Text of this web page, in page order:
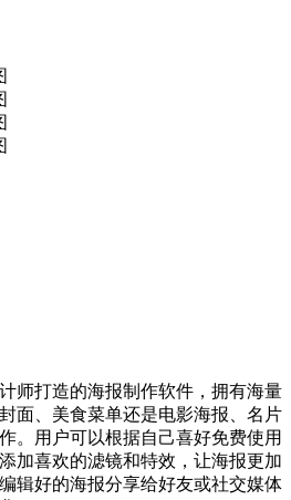
师打造的海报制作软件，拥有海量
面、美食菜单还是电影海报、名片
。用户可以根据自己喜好免费使用
加喜欢的滤镜和特效，让海报更加
辑好的海报分享给好友或社交媒体